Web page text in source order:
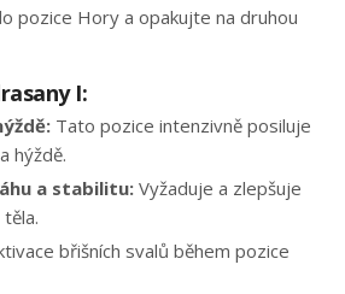
pozice Hory a opakujte na druhou
I:
Tato pozice intenzivně posiluje
hýždě.
a stabilitu: Vyžaduje a zlepšuje
břišních svalů během pozice